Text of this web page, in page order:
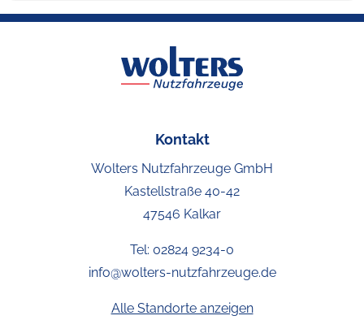
Kontakt
Wolters Nutzfahrzeuge GmbH
Kastellstraße 40-42
47546 Kalkar
Tel: 02824 9234-0
info@wolters-nutzfahrzeuge.de
Alle Standorte anzeigen